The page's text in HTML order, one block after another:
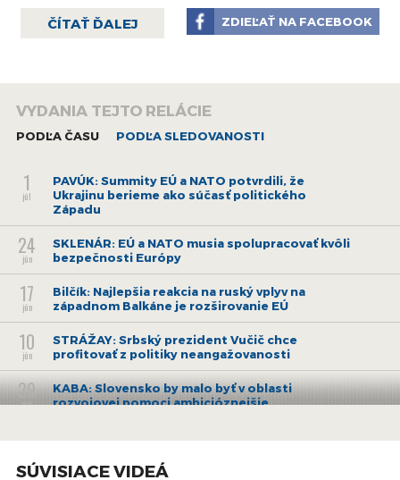
ČÍTAŤ ĎALEJ ZDIEĽAŤ NA FACEBOOK
VYDANIA TEJTO RELÁCIE
PODĽA ČASU PODĽA SLEDOVANOSTI
1
júl
PAVÚK: Summity EÚ a NATO potvrdili, že
Ukrajinu berieme ako súčasť politického
Západu
24
jún
SKLENÁR: EÚ a NATO musia spolupracovať kvôli
bezpečnosti Európy
17
jún
Bilčík: Najlepšia reakcia na ruský vplyv na
západnom Balkáne je rozširovanie EÚ
10
jún
STRÁŽAY: Srbský prezident Vučič chce
profitovať z politiky neangažovanosti
29
máj
KABA: Slovensko by malo byť v oblasti
rozvojovej pomoci ambicióznejšie
6
SÚVISIACE VIDEÁ